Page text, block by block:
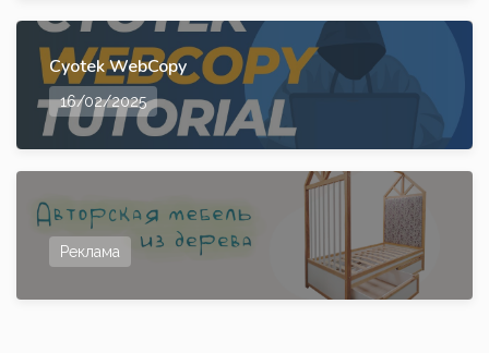
Cyotek WebCopy
16/02/2025
Реклама